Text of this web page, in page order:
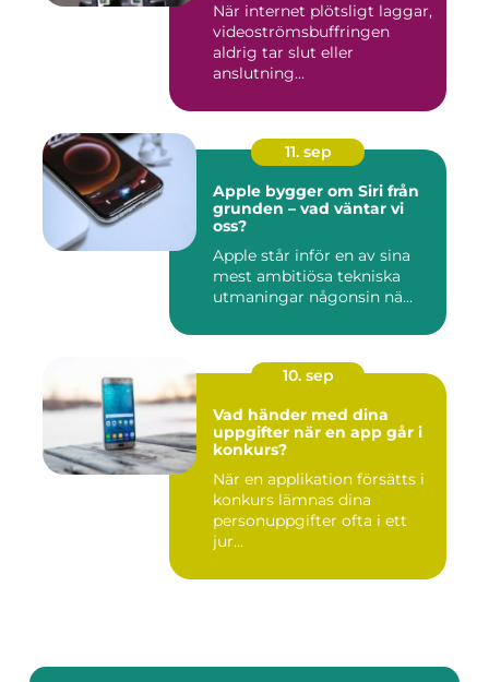
När internet plötsligt laggar,
videoströmsbuffringen
aldrig tar slut eller
anslutning...
11. sep
Apple bygger om Siri från
grunden – vad väntar vi
oss?
Apple står inför en av sina
mest ambitiösa tekniska
utmaningar någonsin nä...
10. sep
Vad händer med dina
uppgifter när en app går i
konkurs?
När en applikation försätts i
konkurs lämnas dina
personuppgifter ofta i ett
jur...